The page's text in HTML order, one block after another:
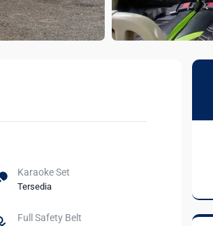
Karaoke Set
Tersedia
Full Safety Belt